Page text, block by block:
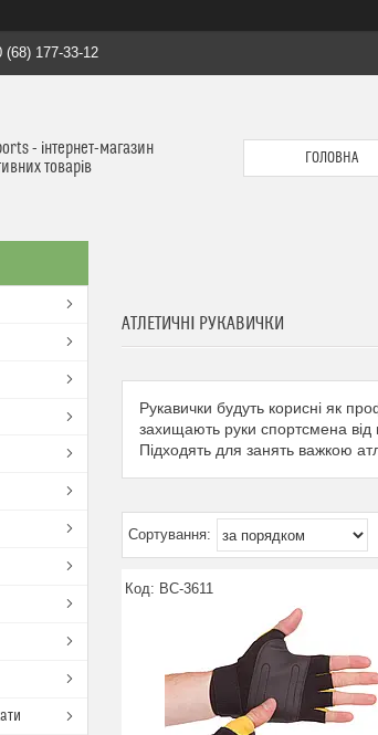
(68) 177-33-12
- інтернет-магазин
товарів
ГОЛОВНА
АТЛЕТИЧНІ РУКАВИЧКИ
Рукавички будуть корисні як
захищають руки спортсмена від
Підходять для занять важкою
BC-3611